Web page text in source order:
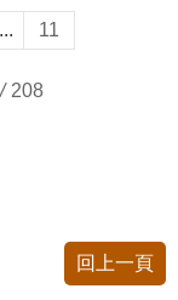
... 11
/ 208
回上一頁